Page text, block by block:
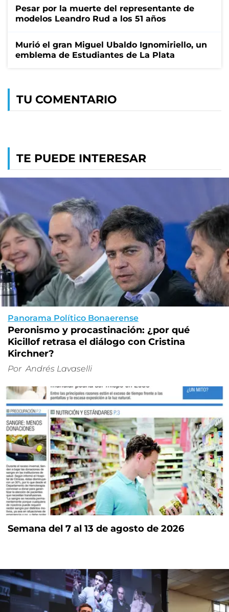
Pesar por la muerte del representante de
modelos Leandro Rud a los 51 años
Murió el gran Miguel Ubaldo Ignomiriello, un
emblema de Estudiantes de La Plata
TU COMENTARIO
TE PUEDE INTERESAR
Panorama Político Bonaerense
Peronismo y procastinación: ¿por qué
Kicillof retrasa el diálogo con Cristina
Kirchner?
Por Andrés Lavaselli
Semana del 7 al 13 de agosto de 2026